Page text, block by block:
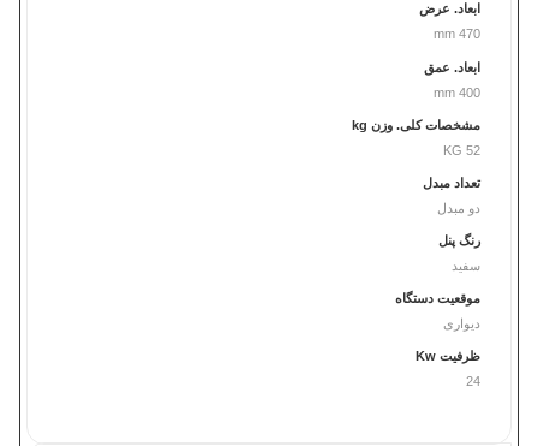
ابعاد. عرض
470 mm
ابعاد. عمق
400 mm
مشخصات کلی. وزن kg
52 KG
تعداد مبدل
دو مبدل
رنگ پنل
سفید
موقعیت دستگاه
دیواری
ظرفیت Kw
24